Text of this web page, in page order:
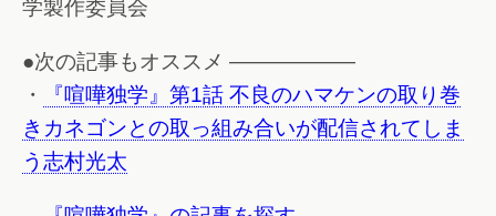
学製作委員会
●次の記事もオススメ ——————
・
『喧嘩独学』第1話 不良のハマケンの取り巻
きカネゴンとの取っ組み合いが配信されてしま
う志村光太